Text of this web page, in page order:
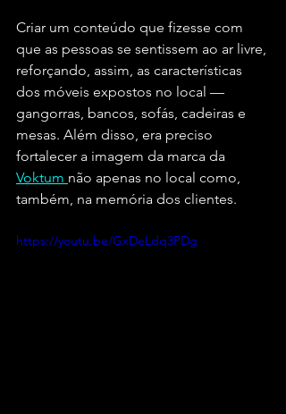
Criar um conteúdo que fizesse com
que as pessoas se sentissem ao ar livre,
reforçando, assim, as características
dos móveis expostos no local —
gangorras, bancos, sofás, cadeiras e
mesas. Além disso, era preciso
fortalecer a imagem da marca da
Voktum não apenas no local como,
também, na memória dos clientes.
https://youtu.be/GxDeLdq3PDg